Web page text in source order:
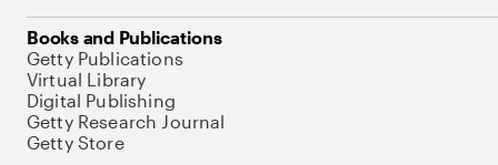
Books and Publications
Getty Publications
Virtual Library
Digital Publishing
Getty Research Journal
Getty Store